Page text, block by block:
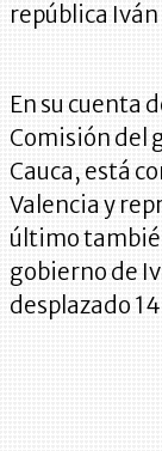
república Iván
En su cuenta
Comisión del
Cauca, está
Valencia y
último
gobierno de
desplazado